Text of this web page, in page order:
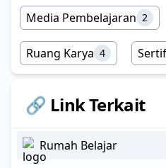
Media Pembelajaran 2
Ruang Karya 4
🔗 Link Terkait
Rumah Belajar